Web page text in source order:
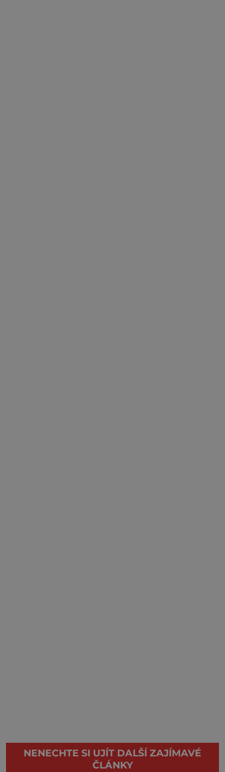
NENECHTE SI UJÍT DALŠÍ ZAJÍMAVÉ
ČLÁNKY